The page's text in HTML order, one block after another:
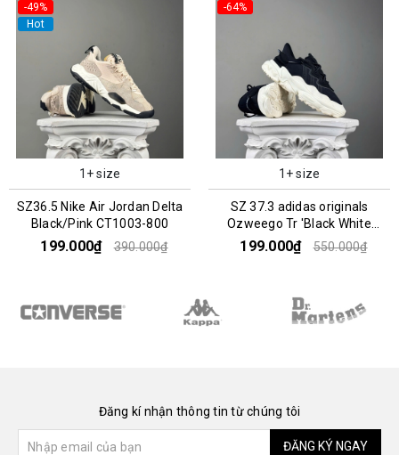
-49%
Hot
1+ size
SZ36.5 Nike Air Jordan Delta
Black/Pink CT1003-800
199.000₫ 390.000₫
-64%
1+ size
SZ 37.3 adidas originals
Ozweego Tr 'Black White
FV9760
199.000₫ 550.000₫
Đăng kí nhận thông tin từ chúng tôi
ĐĂNG KÝ NGAY